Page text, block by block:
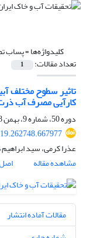
کلیدواژه‌ها =پساب
تعداد مقالات: 1
تاثیر سطوح مختلف
کارآیی مصرف آب
دوره 50، شماره 9، بهمن 1398، صفحه
عذرا کرمی، سید
مشاهده مقاله
مقالات آماده انتشار